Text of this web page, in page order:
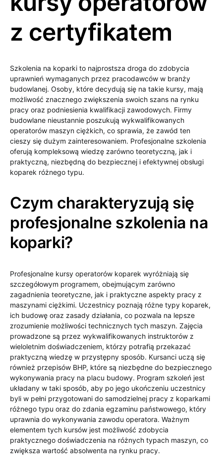
z certyfikatem
Szkolenia na koparki to najprostsza droga do zdobycia
uprawnień wymaganych przez pracodawców w branży
budowlanej. Osoby, które decydują się na takie kursy, mają
możliwość znacznego zwiększenia swoich szans na rynku
pracy oraz podniesienia kwalifikacji zawodowych. Firmy
budowlane nieustannie poszukują wykwalifikowanych
operatorów maszyn ciężkich, co sprawia, że zawód ten
cieszy się dużym zainteresowaniem. Profesjonalne szkolenia
oferują kompleksową wiedzę zarówno teoretyczną, jak i
praktyczną, niezbędną do bezpiecznej i efektywnej obsługi
koparek różnego typu.
Czym charakteryzują się
profesjonalne szkolenia na
koparki?
Profesjonalne kursy operatorów koparek wyróżniają się
szczegółowym programem, obejmującym zarówno
zagadnienia teoretyczne, jak i praktyczne aspekty pracy z
maszynami ciężkimi. Uczestnicy poznają różne typy koparek,
ich budowę oraz zasady działania, co pozwala na lepsze
zrozumienie możliwości technicznych tych maszyn. Zajęcia
prowadzone są przez wykwalifikowanych instruktorów z
wieloletnim doświadczeniem, którzy potrafią przekazać
praktyczną wiedzę w przystępny sposób. Kursanci uczą się
również przepisów BHP, które są niezbędne do bezpiecznego
wykonywania pracy na placu budowy. Program szkoleń jest
układany w taki sposób, aby po jego ukończeniu uczestnicy
byli w pełni przygotowani do samodzielnej pracy z koparkami
różnego typu oraz do zdania egzaminu państwowego, który
uprawnia do wykonywania zawodu operatora. Ważnym
elementem tych kursów jest możliwość zdobycia
praktycznego doświadczenia na różnych typach maszyn, co
zwiększa wartość absolwenta na rynku pracy.